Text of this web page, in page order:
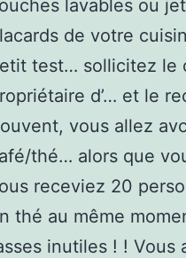
lavables ou
de votre
test… sollicitez le
d’… et le
vous allez
thé… alors que
receviez 20
thé au même
inutiles ! ! Vous